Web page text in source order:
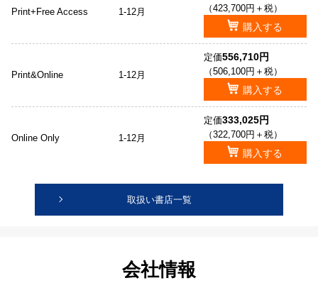
Print+Free Access 1-12月 （423,700円＋税）
購入する
Print&Online 1-12月
定価556,710円
（506,100円＋税）
購入する
Online Only 1-12月
定価333,025円
（322,700円＋税）
購入する
取扱い書店一覧
会社情報